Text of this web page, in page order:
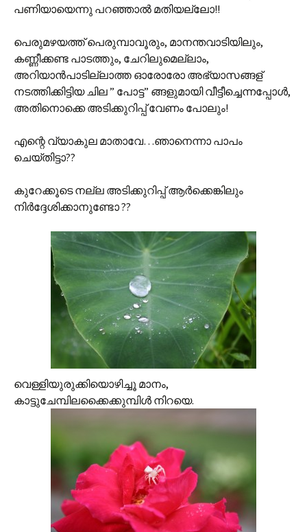
പണിയായെന്നു പറഞ്ഞാല്‍ മതിയല്ലോ!!
പെരുമഴയത്ത്‌ പെരുമ്പാവൂരും, മാനന്തവാടിയിലും,
കണ്ണീക്കണ്ട പാടത്തും, ചേറിലുമെല്ലാം,
അറിയാന്‍പാടില്ലാത്ത ഓരോരോ അഭ്യാസങ്ങള്
നടത്തിക്കിട്ടിയ ചില ” പോട്ട” ങ്ങളുമായി വീട്ടീച്ചെന്നപ്പോള്‍,
അതിനൊക്കെ അടിക്കുറിപ്പ് വേണം പോലും!
എന്റെ വ്യാകുല മാതാവേ…ഞാനെന്നാ പാപം
ചെയ്തിട്ടാ??
കുറേക്കൂടെ നല്ല അടിക്കുറിപ്പ്‌ ആര്‍ക്കെങ്കിലും
നിര്‍ദ്ദേശിക്കാനുണ്ടോ ??
വെള്ളിയുരുക്കിയൊഴിച്ചൂ മാനം,
കാട്ടുചേമ്പിലക്കൈക്കുമ്പിള്‍ നിറയെ.